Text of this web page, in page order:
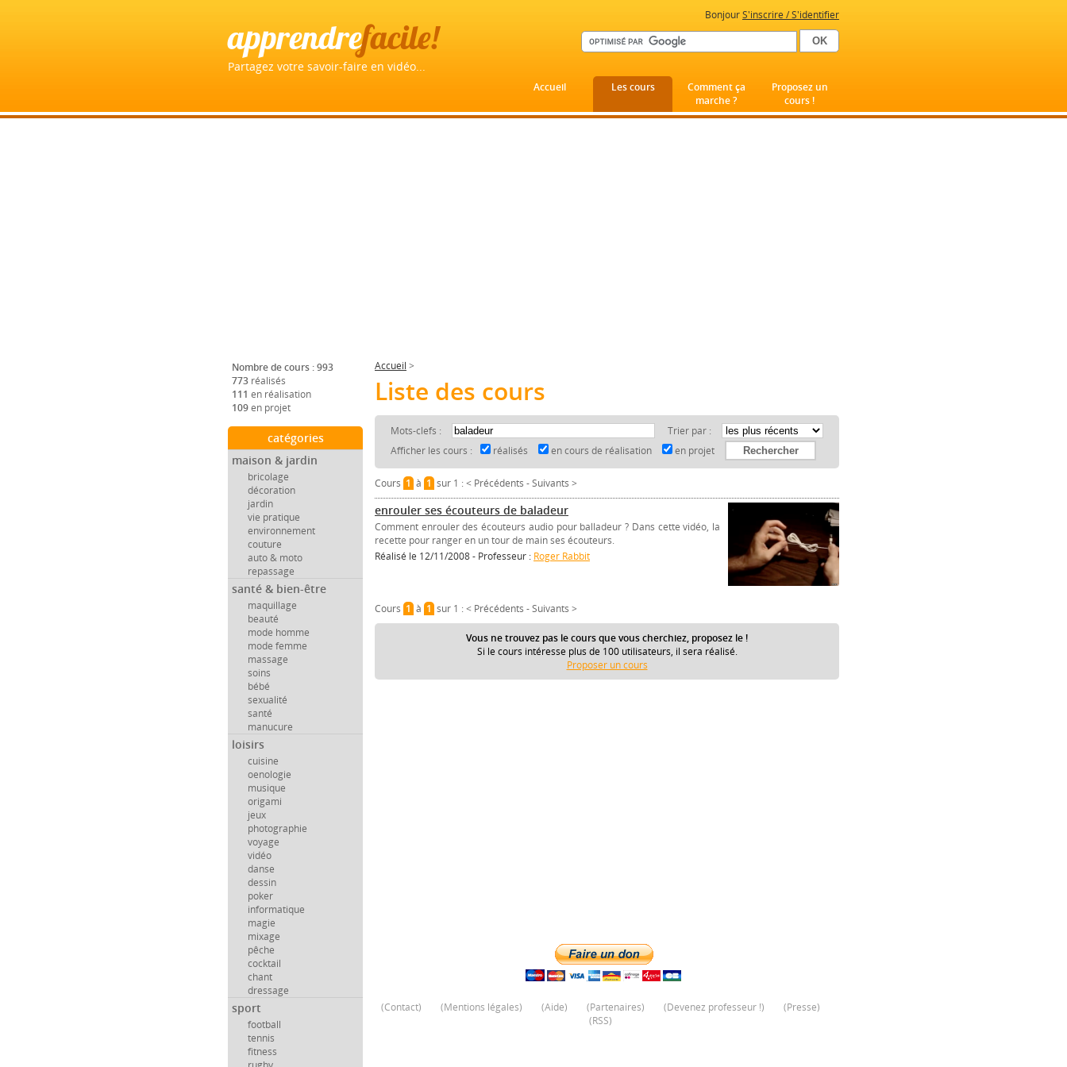
apprendrefacile!
Partagez votre savoir-faire en vidéo...
BonjourS'inscrire / S'identifier
Accueil Les cours
Comment ça
marche ?
Proposez un
cours !
Nombre de cours : 993
773 réalisés
111 en réalisation
109en projet
catégories
maison & jardin
bricolage
décoration
jardin
vie pratique
environnement
couture
auto & moto
repassage
santé & bien-être
maquillage
beauté
mode homme
mode femme
massage
soins
bébé
sexualité
santé
manucure
loisirs
cuisine
oenologie
musique
origami
jeux
photographie
voyage
vidéo
danse
dessin
poker
informatique
magie
mixage
pêche
cocktail
chant
dressage
sport
football
tennis
fitness
Accueil >
Liste des cours
Mots-clefs :
Trier par :
Afficher les cours :
réalisés en cours de réalisation en projet
Cours 1à 1sur 1 :< Précédents -Suivants >
enrouler ses écouteurs de baladeur
Comment enrouler des écouteurs audio pour balladeur ? Dans cette vidéo, la
recette pour ranger en un tour de main ses écouteurs.
Réalisé le 12/11/2008 - Professeur : Roger Rabbit
Cours 1à 1sur 1 :< Précédents -Suivants >
Vous ne trouvez pas le cours que vous cherchiez, proposez le !
Si le cours intéresse plus de 100 utilisateurs, il sera réalisé.
Proposer un cours
(Contact) (Mentions légales) (Aide) (Partenaires) (Devenez professeur !) (Presse)
(RSS)